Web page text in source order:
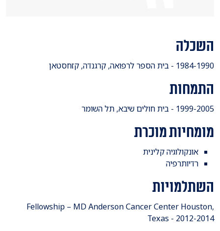
השכלה
​1984-1990 - בית הספר לרפואה, קרגנדה, קזחסטאן
התמחות
​1999-2005 - בית חולים שיבא, תל השומר
מומחיות מוכרת
אונקולוגיה קלינית
רדיותרפיה
השתלמויות
​Fellowship – MD Anderson Cancer Center Houston,
Texas - 2012-2014